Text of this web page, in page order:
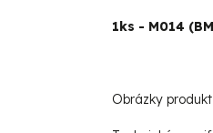
1ks - M014
Obrázky